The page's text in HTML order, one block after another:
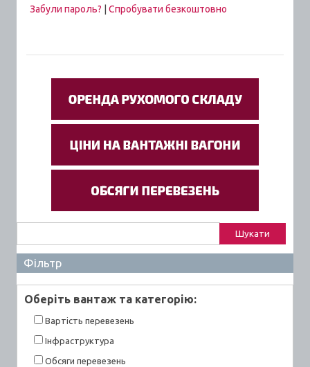
Забули пароль?
Спробувати безкоштовно
Фільтр
Оберiть вантаж та категорiю:
Вартiсть перевезень
Інфраструктура
Обсяги перевезень